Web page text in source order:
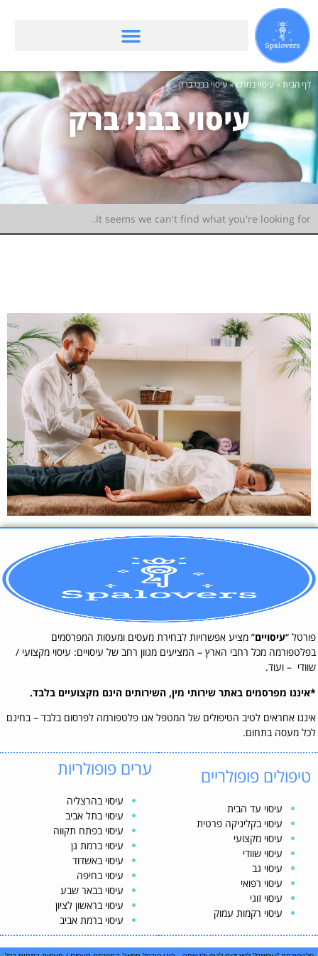
דף הבית»עיסוי במרכז»עיסוי בבני ברק
עיסוי בבני ברק
It seems we can't find what you're looking for.
פורטל “עיסויים” מציע אפשרויות לבחירת מעסים ומעסות המפרסמים
בפלטפורמה מכל רחבי הארץ – המציעים מגוון רחב של עיסויים: עיסוי מקצועי /
שוודי – ועוד.
*איננו מפרסמים באתר שירותי מין, השירותים הינם מקצועיים בלבד.
איננו אחראים לטיב הטיפולים של המטפל אנו פלטפורמה לפרסום בלבד – בחינם
לכל מעסה בתחום.
טיפולים פופולריים
עיסוי עד הבית
עיסוי בקליניקה פרטית
עיסוי מקצועי
עיסוי שוודי
עיסוי גב
עיסוי רפואי
עיסוי זוגי
עיסוי רקמות עמוק
ערים פופולריות
עיסוי בהרצליה
עיסוי בתל אביב
עיסוי בפתח תקווה
עיסוי ברמת גן
עיסוי באשדוד
עיסוי בחיפה
עיסוי בבאר שבע
עיסוי בראשון לציון
עיסוי ברמת אביב